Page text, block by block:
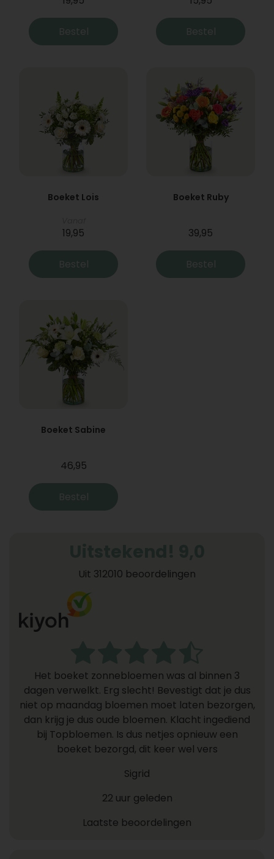
Bestel Bestel
Boeket Lois
19,95
Bestel
Boeket Ruby
39,95
Bestel
Boeket Sabine
46,95
Bestel
Uit 312010 beoordelingen
Het boeket zonnebloemen was al binnen 3
dagen verwelkt. Erg slecht! Bevestigt dat je dus
niet op maandag bloemen moet laten bezorgen,
dan krijg je dus oude bloemen. Klacht ingediend
bij Topbloemen. Is dus netjes opnieuw een
boeket bezorgd, dit keer wel vers
Sigrid
22 uur geleden
Laatste beoordelingen